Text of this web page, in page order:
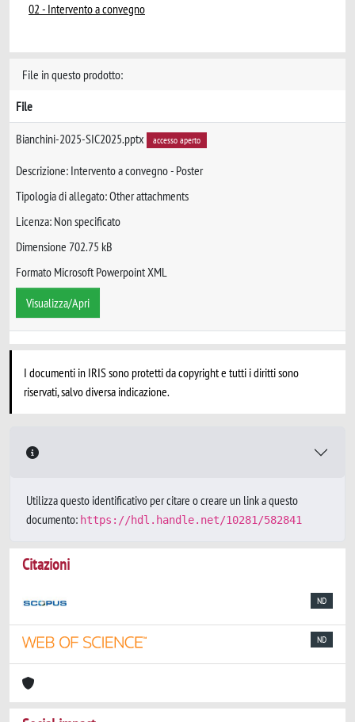
02 - Intervento a convegno
File in questo prodotto:
File
Bianchini-2025-SIC2025.pptx accesso aperto
Descrizione: Intervento a convegno - Poster
Tipologia di allegato: Other attachments
Licenza: Non specificato
Dimensione 702.75 kB
Formato Microsoft Powerpoint XML
Visualizza/Apri
I documenti in IRIS sono protetti da copyright e tutti i diritti sono
riservati, salvo diversa indicazione.
Utilizza questo identificativo per citare o creare un link a questo
documento: https://hdl.handle.net/10281/582841
Citazioni
ND
ND